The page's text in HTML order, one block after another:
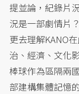
提並論，紀錄片
況是一部劇情片
更去理解KANO
治、經濟、文化
棒球作為區隔兩
部建構集體記憶